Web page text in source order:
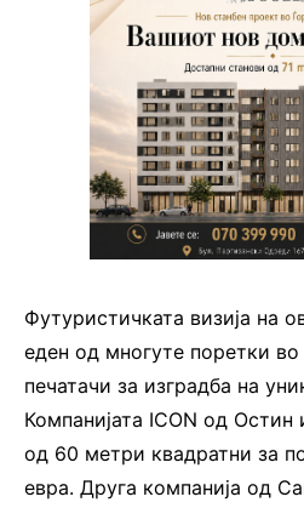
Футуристичката визија на
еден од многуте поретки
печатачи за изградба на
Компанијата ICON од Остин
од 60 метри квадратни за
евра. Друга компанија од